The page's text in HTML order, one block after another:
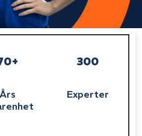
Års
300
Experter